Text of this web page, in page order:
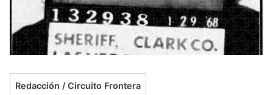
Redacción / Circuito Frontera